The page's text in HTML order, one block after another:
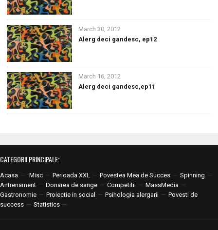
March 30, 2012
Alerg deci gandesc, ep12
March 16, 2012
Alerg deci gandesc,ep11
CATEGORII PRINCIPALE:
Acasa — Misc — Perioada XXL — Povestea Mea de Succes — Spinning —
Antrenament — Donarea de sange — Competitii — MassMedia —
Gastronomie — Proiectie in social — Psihologia alergarii — Povesti de
success — Statistics —